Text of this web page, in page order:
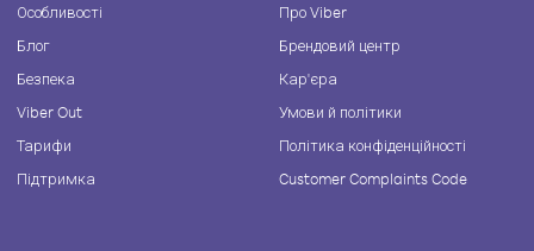
Особливості
Блог
Безпека
Viber Out
Тарифи
Підтримка
Про Viber
Брендовий центр
Кар'єра
Умови й політики
Політика конфіденційності
Customer Complaints Code